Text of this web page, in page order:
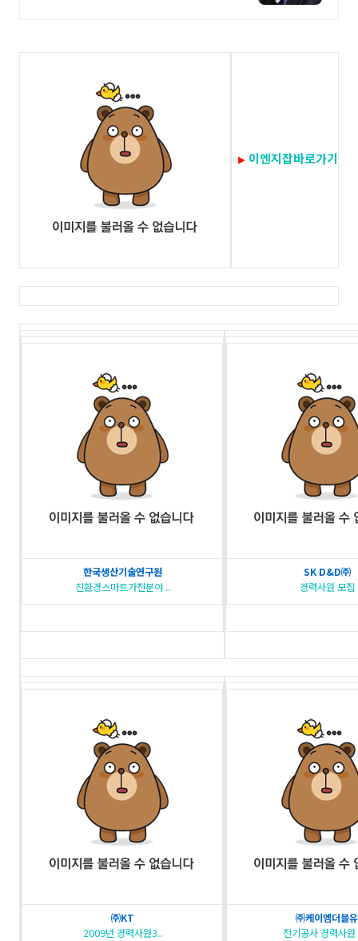
▶ 이엔지잡바로가기
한국생산기술연구원
친환경스마트가전분야 ..
SK D&D㈜
경력사원 모집
㈜KT
2009년 경력사원3..
㈜케이엠더블유
전기공사 경력사원